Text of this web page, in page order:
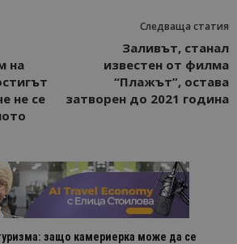
на
не се
Следваща статия
Заливът, станал
известен от филма
“Плажът”, остава
затворен до 2021 година
защо камериерка може да се